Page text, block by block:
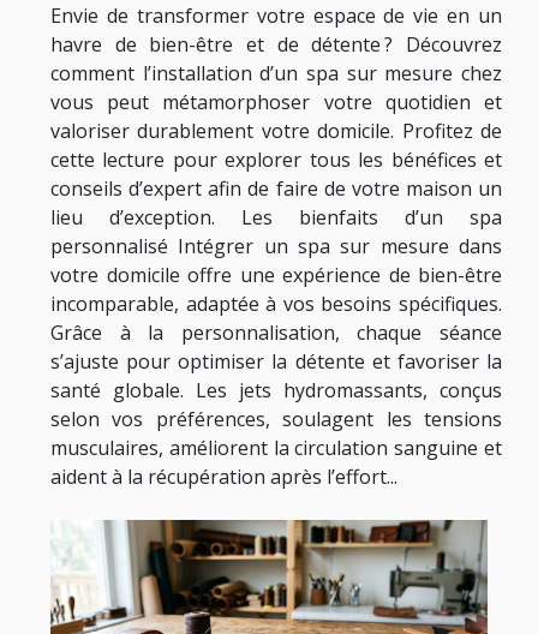
Envie de transformer votre espace de vie en un
havre de bien-être et de détente ? Découvrez
comment l’installation d’un spa sur mesure chez
vous peut métamorphoser votre quotidien et
valoriser durablement votre domicile. Profitez de
cette lecture pour explorer tous les bénéfices et
conseils d’expert afin de faire de votre maison un
lieu d’exception. Les bienfaits d’un spa
personnalisé Intégrer un spa sur mesure dans
votre domicile offre une expérience de bien-être
incomparable, adaptée à vos besoins spécifiques.
Grâce à la personnalisation, chaque séance
s’ajuste pour optimiser la détente et favoriser la
santé globale. Les jets hydromassants, conçus
selon vos préférences, soulagent les tensions
musculaires, améliorent la circulation sanguine et
aident à la récupération après l’effort...